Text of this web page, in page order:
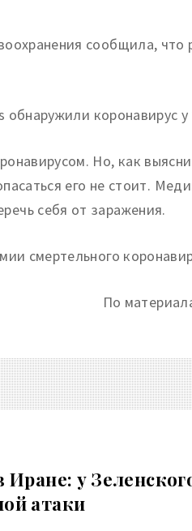
сообщила, что
коронавирус у
Но, как
его не стоит.
себя от заражения.
смертельного
По
у
атаки